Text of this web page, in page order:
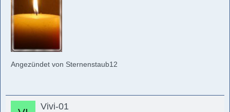
Angezündet von Sternenstaub12
Vivi-01